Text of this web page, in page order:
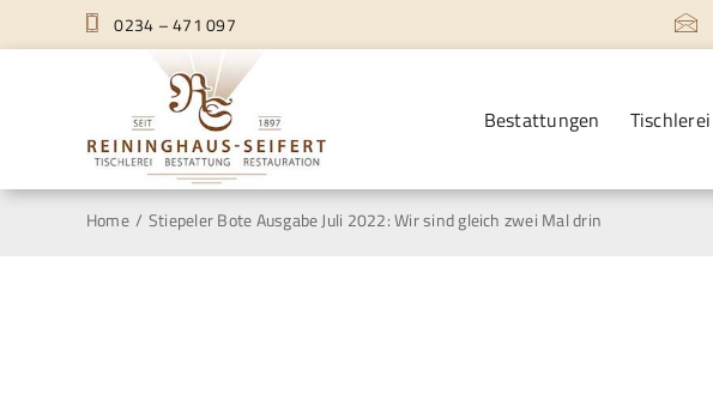
Inhalt
0234 – 471 097
Bestattungen Tischlerei
Home Stiepeler Bote Ausgabe Juli 2022: Wir sind gleich zwei Mal drin